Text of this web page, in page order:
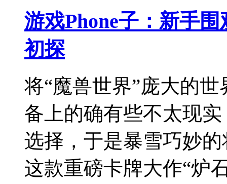
游戏Phone子：新手
初探
将“魔兽世界”庞大的
备上的确有些不太现
选择，于是暴雪巧妙
这款重磅卡牌大作“炉